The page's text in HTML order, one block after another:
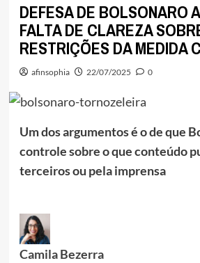
DEFESA DE BOLSONARO
FALTA DE CLAREZA
RESTRIÇÕES DA MEDIDA
afinsophia 22/07/2025 0
Um dos argumentos é o de que
controle sobre o que conteúdo
terceiros ou pela imprensa
Camila Bezerra